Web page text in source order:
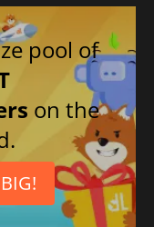
pool of
on the